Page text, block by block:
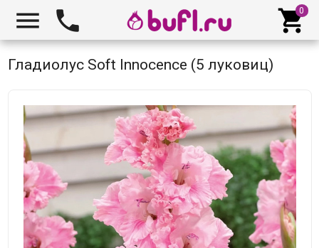
  
Гладиолус Soft Innocence (5 луковиц)